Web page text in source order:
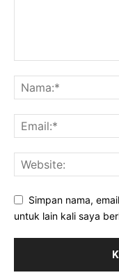
Simpan nama,
untuk lain kali saya